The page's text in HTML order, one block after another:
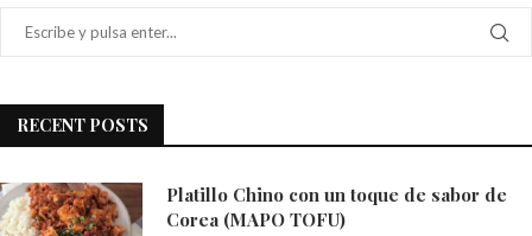
RECENT POSTS
Platillo Chino con un toque de sabor de
Corea (MAPO TOFU)